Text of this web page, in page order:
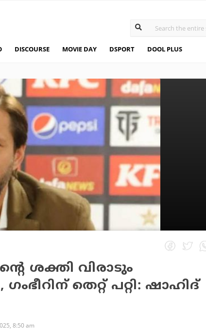
DISCOURSE MOVIE DAY DSPORT DOOL PLUS
ശക്തി വിരാടും
തെറ്റ് പറ്റി: ഷാഹിദ്
8:50 am